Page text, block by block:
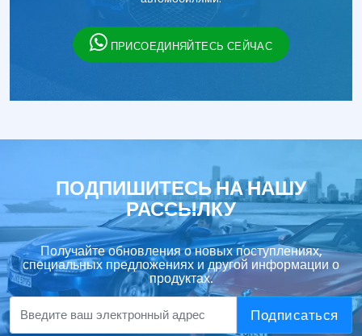
ПРИСОЕДИНЯЙТЕСЬ СЕЙЧАС
ПОДПИШИТЕСЬ НА НАШУ
РАССЫЛКУ
Получайте обновления о новых поступлениях,
специальных предложениях и другой информации о
продуктах.
Подписаться